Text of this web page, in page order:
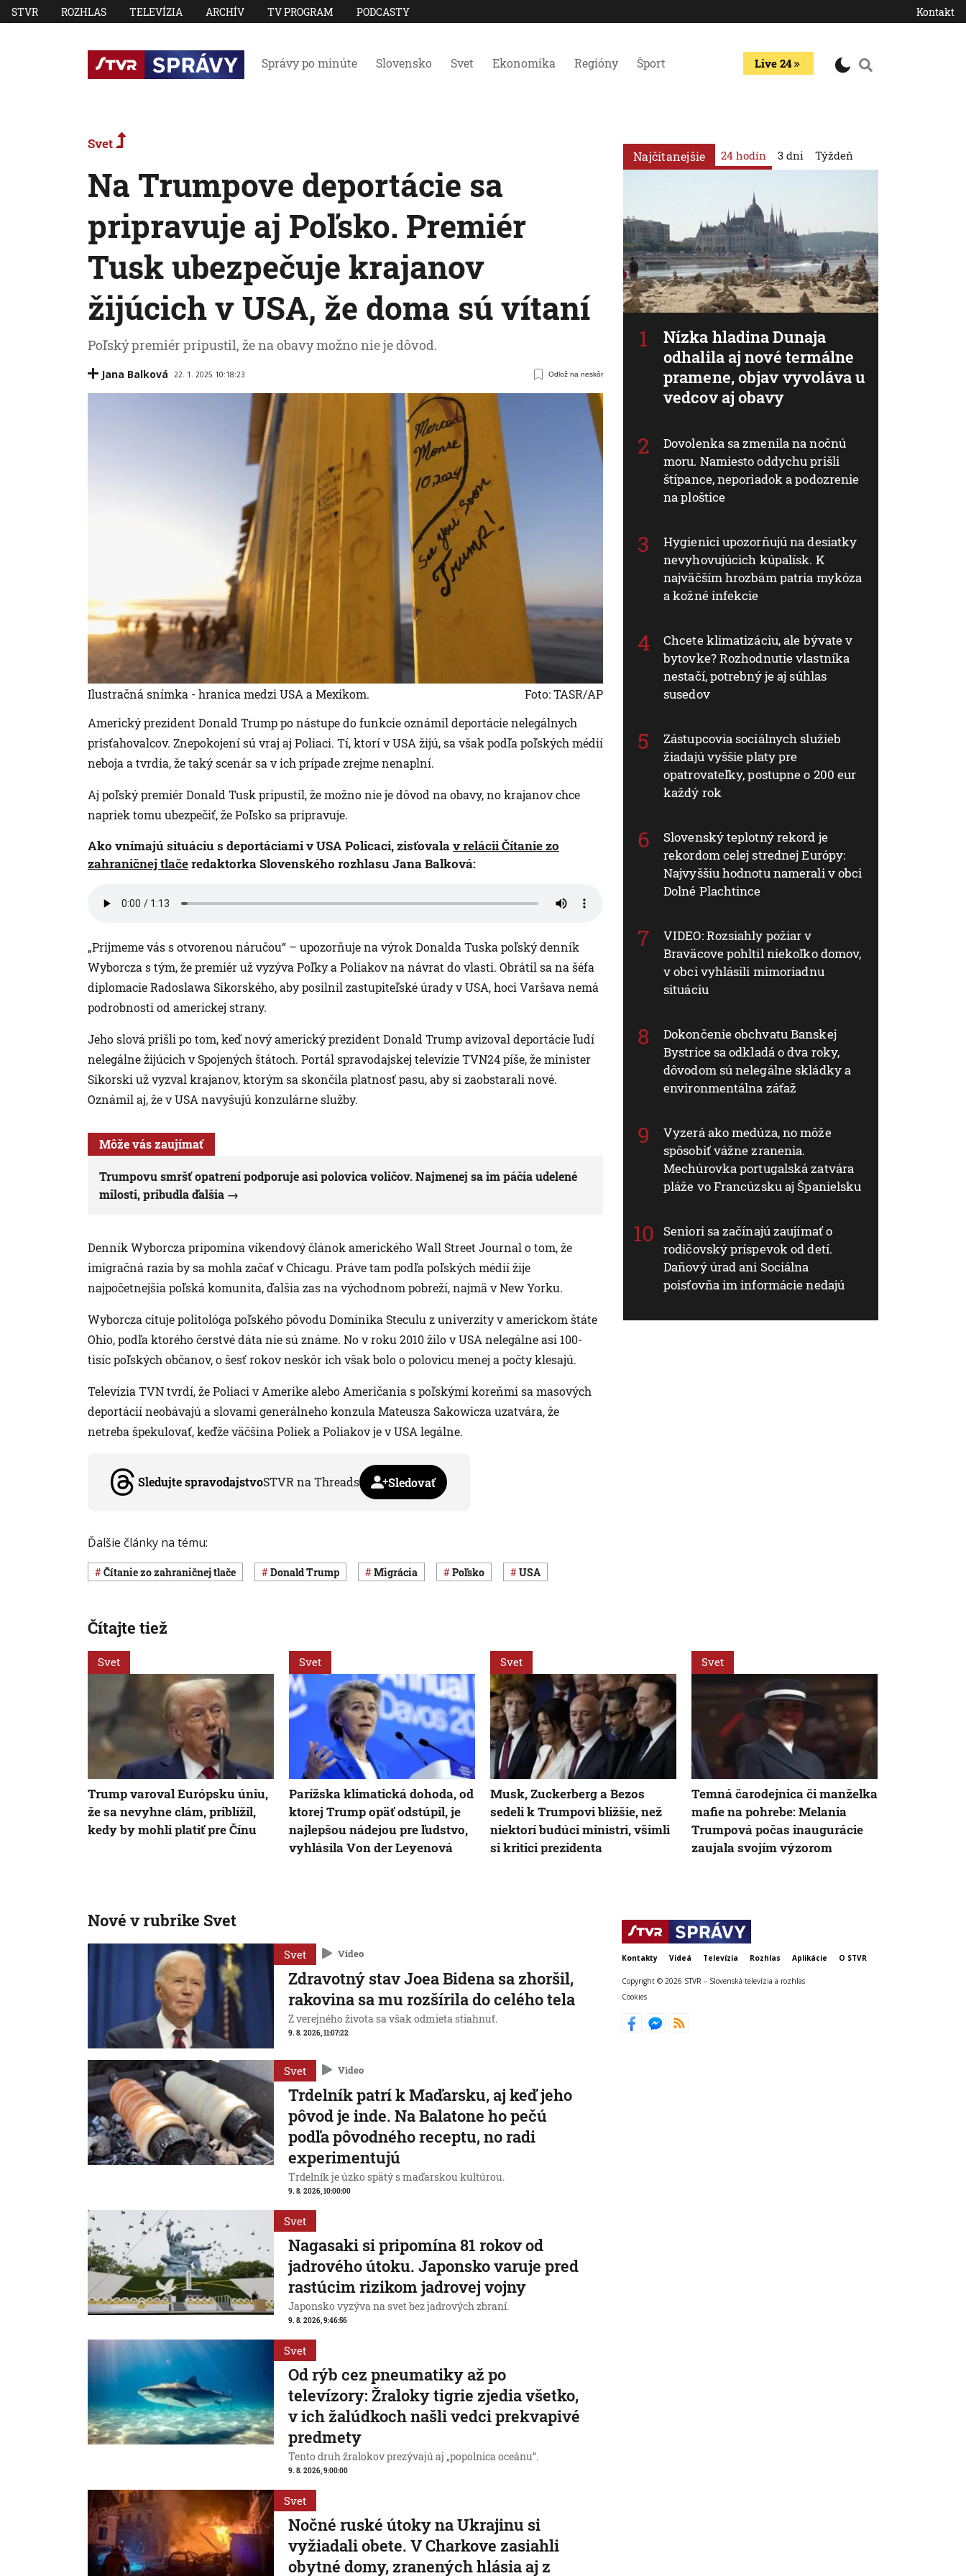
STVR ROZHLAS TELEVÍZIA ARCHÍV TV PROGRAM PODCASTY Kontakt
Správy po minúte Slovensko Svet Ekonomika Regióny Šport Live 24
Svet
Na Trumpove deportácie sa
pripravuje aj Poľsko. Premiér
Tusk ubezpečuje krajanov
žijúcich v USA, že doma sú vítaní
Poľský premiér pripustil, že na obavy možno nie je dôvod.
Jana Balková 22. 1. 2025 10:18:23 Odlož na neskôr
Ilustračná snímka - hranica medzi USA a Mexikom.
Foto: TASR/AP
Americký prezident Donald Trump po nástupe do funkcie oznámil deportácie nelegálnych
prisťahovalcov. Znepokojení sú vraj aj Poliaci. Tí, ktorí v USA žijú, sa však podľa poľských médií
neboja a tvrdia, že taký scenár sa v ich prípade zrejme nenaplní.
Aj poľský premiér Donald Tusk pripustil, že možno nie je dôvod na obavy, no krajanov chce
napriek tomu ubezpečiť, že Poľsko sa pripravuje.
Ako vnímajú situáciu s deportáciami v USA Policaci, zisťovalav relácii Čítanie zo
zahraničnej tlačeredaktorka Slovenského rozhlasu Jana Balková:
„Prijmeme vás s otvorenou náručou“ – upozorňuje na výrok Donalda Tuska poľský denník
Wyborcza s tým, že premiér už vyzýva Poľky a Poliakov na návrat do vlasti. Obrátil sa na šéfa
diplomacie Radoslawa Sikorského, aby posilnil zastupiteľské úrady v USA, hoci Varšava nemá
podrobnosti od americkej strany.
Jeho slová prišli po tom, keď nový americký prezident Donald Trump avizoval deportácie ľudí
nelegálne žijúcich v Spojených štátoch. Portál spravodajskej televízie TVN24 píše, že minister
Sikorski už vyzval krajanov, ktorým sa skončila platnosť pasu, aby si zaobstarali nové.
Oznámil aj, že v USA navyšujú konzulárne služby.
Môže vás zaujímať
Trumpovu smršť opatrení podporuje asi polovica voličov. Najmenej sa im páčia udelené
milosti, pribudla ďalšia
Denník Wyborcza pripomína víkendový článok amerického Wall Street Journal o tom, že
imigračná razia by sa mohla začať v Chicagu. Práve tam podľa poľských médií žije
najpočetnejšia poľská komunita, ďalšia zas na východnom pobreží, najmä v New Yorku.
Wyborcza cituje politológa poľského pôvodu Dominika Steculu z univerzity v americkom štáte
Ohio, podľa ktorého čerstvé dáta nie sú známe. No v roku 2010 žilo v USA nelegálne asi 100-
tisíc poľských občanov, o šesť rokov neskôr ich však bolo o polovicu menej a počty klesajú.
Televízia TVN tvrdí, že Poliaci v Amerike alebo Američania s poľskými koreňmi sa masových
deportácií neobávajú a slovami generálneho konzula Mateusza Sakowicza uzatvára, že
netreba špekulovať, keďže väčšina Poliek a Poliakov je v USA legálne.
Sledujte spravodajstvoSTVR na Threads Sledovať
Ďalšie články na tému:
Čítanie zo zahraničnej tlače Donald Trump migrácia Poľsko USA
Najčítanejšie 24 hodín
Nízka hladina Dunaja
odhalila aj nové termálne
pramene, objav vyvoláva u
vedcov aj obavy
Dovolenka sa zmenila na nočnú
moru. Namiesto oddychu prišli
štípance, neporiadok a podozrenie
na ploštice
Hygienici upozorňujú na desiatky
nevyhovujúcich kúpalísk. K
najväčším hrozbám patria mykóza
a kožné infekcie
Chcete klimatizáciu, ale bývate v
bytovke? Rozhodnutie vlastníka
nestačí, potrebný je aj súhlas
susedov
Zástupcovia sociálnych služieb
žiadajú vyššie platy pre
opatrovateľky, postupne o 200 eur
každý rok
Slovenský teplotný rekord je
rekordom celej strednej Európy:
Najvyššiu hodnotu namerali v obci
Dolné Plachtince
VIDEO: Rozsiahly požiar v
Braväcove pohltil niekoľko domov,
v obci vyhlásili mimoriadnu
situáciu
Dokončenie obchvatu Banskej
Bystrice sa odkladá o dva roky,
dôvodom sú nelegálne skládky a
environmentálna záťaž
Vyzerá ako medúza, no môže
spôsobiť vážne zranenia.
Mechúrovka portugalská zatvára
pláže vo Francúzsku aj Španielsku
Seniori sa začínajú zaujímať o
rodičovský príspevok od detí.
Daňový úrad ani Sociálna
poisťovňa im informácie nedajú
3 dni Týždeň
Čítajte tiež
Svet
Trump varoval Európsku úniu,
že sa nevyhne clám, priblížil,
kedy by mohli platiť pre Čínu
Svet
Parížska klimatická dohoda, od
ktorej Trump opäť odstúpil, je
najlepšou nádejou pre ľudstvo,
vyhlásila Von der Leyenová
Svet
Musk, Zuckerberg a Bezos
sedeli k Trumpovi bližšie, než
niektorí budúci ministri, všimli
si kritici prezidenta
Svet
Temná čarodejnica či manželka
mafie na pohrebe: Melania
Trumpová počas inaugurácie
zaujala svojím výzorom
Nové v rubrike Svet
Svet Video
Zdravotný stav Joea Bidena sa zhoršil,
rakovina sa mu rozšírila do celého tela
Z verejného života sa však odmieta stiahnuť.
9. 8. 2026, 11:07:22
Svet Video
Trdelník patrí k Maďarsku, aj keď jeho
pôvod je inde. Na Balatone ho pečú
podľa pôvodného receptu, no radi
experimentujú
Trdelník je úzko spätý s maďarskou kultúrou.
9. 8. 2026, 10:00:00
Svet
Nagasaki si pripomína 81 rokov od
jadrového útoku. Japonsko varuje pred
rastúcim rizikom jadrovej vojny
Japonsko vyzýva na svet bez jadrových zbraní.
9. 8. 2026, 9:46:56
Svet
Od rýb cez pneumatiky až po
televízory: Žraloky tigrie zjedia všetko,
v ich žalúdkoch našli vedci prekvapivé
predmety
Tento druh žralokov prezývajú aj „popolnica oceánu“.
9. 8. 2026, 9:00:00
Svet
Nočné ruské útoky na Ukrajinu si
vyžiadali obete. V Charkove zasiahli
obytné domy, zranených hlásia aj z
Kontakty Videá Televízia Rozhlas Aplikácie O STVR
Copyright © 2026 STVR – Slovenská televízia a rozhlas
Cookies